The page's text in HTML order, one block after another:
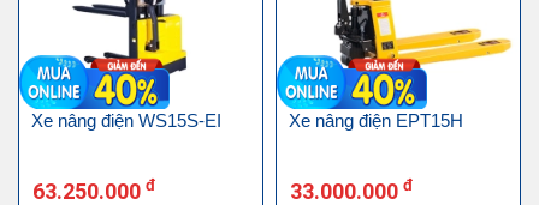
Xe nâng điện WS15S-EI
63.250.000 đ
Xe nâng điện EPT15H
33.000.000 đ